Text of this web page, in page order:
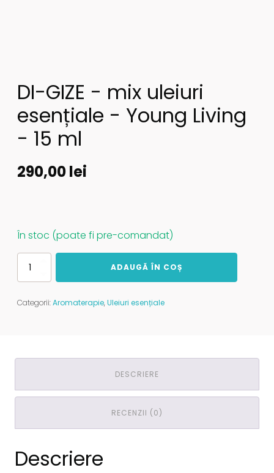
DI-GIZE - mix uleiuri
esențiale - Young Living
- 15 ml
290,00lei
În stoc (poate fi pre-comandat)
Cantitate
-
Young
15
ADAUGĂ ÎN COȘ
Categorii:Aromaterapie,Uleiuri esențiale
DESCRIERE
RECENZII (0)
Descriere